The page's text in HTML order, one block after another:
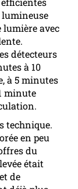
lumière avec
détecteurs
à 10
à 5 minutes
minute
technique.
en peu
du
était
de